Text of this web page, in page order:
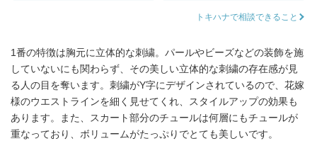
トキハナで相談できること
1番の特徴は胸元に立体的な刺繍。パールやビーズなどの装飾を施
していないにも関わらず、その美しい立体的な刺繍の存在感が見
る人の目を奪います。刺繍がY字にデザインされているので、花嫁
様のウエストラインを細く見せてくれ、スタイルアップの効果も
あります。また、スカート部分のチュールは何層にもチュールが
重なっており、ボリュームがたっぷりでとても美しいです。